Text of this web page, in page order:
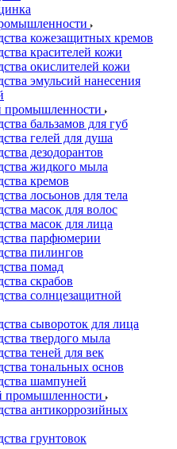
кожезащитных кремов
красителей кожи
окислителей кожи
эмульсий нанесения
промышленности
бальзамов для губ
гелей для душа
дезодорантов
жидкого мыла
кремов
лосьонов для тела
масок для волос
масок для лица
парфюмерии
пилингов
помад
скрабов
солнцезащитной
сывороток для лица
твердого мыла
теней для век
тональных основ
шампуней
промышленности
антикоррозийных
грунтовок